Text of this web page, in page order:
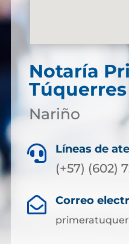
Notaría
Túquerres
Nariño
 Líneas de
(+57) (602)
 Correo